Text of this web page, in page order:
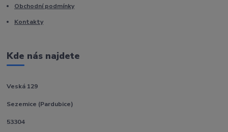
Obchodní podmínky
Kontakty
Kde nás najdete
Veská 129
Sezemice (Pardubice)
53304